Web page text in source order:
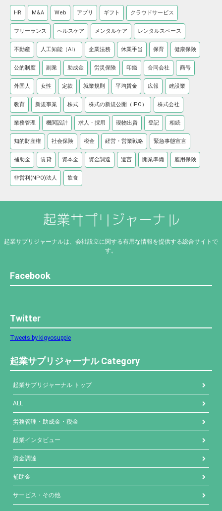
HR M&A Web アプリ ギフト クラウドサービス
フリーランス ヘルスケア メンタルケア レンタルスペース
不動産 人工知能（AI） 企業法務 休業手当 保育 健康保険
公的制度 副業 助成金 労災保険 印鑑 合同会社 商号
外国人 女性 定款 就業規則 平均賃金 広報 建設業
教育 新規事業 株式 株式の新規公開（IPO） 株式会社
業務管理 機関設計 求人・採用 現物出資 登記 相続
知的財産権 社会保険 税金 経営・営業戦略 緊急事態宣言
補助金 賃貸 資本金 資金調達 遺言 開業準備 雇用保険
非営利(NPO)法人 飲食
起業サプリジャーナルは、会社設立に関する有用な情報を提供する総合サイトで
す。
Facebook
Twitter
Tweets by kigyosupple
起業サプリジャーナル Category
起業サプリジャーナル トップ
ALL
労務管理・助成金・税金
起業インタビュー
資金調達
補助金
サービス・その他